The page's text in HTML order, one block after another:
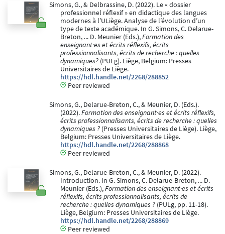
Simons, G., & Delbrassine, D. (2022). Le « dossier
professionnel réflexif » en didactique des langues
modernes à l’ULiège. Analyse de l’évolution d’un
type de texte académique. In G. Simons, C. Delarue-
Breton, ... D. Meunier (Eds.),Formation des
enseignant·es et écrits réflexifs, écrits
professionnalisants, écrits de recherche : quelles
dynamiques? (PULg). Liège, Belgium: Presses
Universitaires de Liège.
https://hdl.handle.net/2268/288852
Peer reviewed
Simons, G., Delarue-Breton, C., & Meunier, D. (Eds.).
(2022).Formation des enseignant·es et écrits réflexifs,
écrits professionnalisants, écrits de recherche : quelles
dynamiques ? (Presses Universitaires de Liège). Liège,
Belgium: Presses Universitaires de Liège.
https://hdl.handle.net/2268/288868
Peer reviewed
Simons, G., Delarue-Breton, C., & Meunier, D. (2022).
Introduction. In G. Simons, C. Delarue-Breton, ... D.
Meunier (Eds.),Formation des enseignant·es et écrits
réflexifs, écrits professionnalisants, écrits de
recherche : quelles dynamiques ? (PULg, pp. 11-18).
Liège, Belgium: Presses Universitaires de Liège.
https://hdl.handle.net/2268/288869
Peer reviewed